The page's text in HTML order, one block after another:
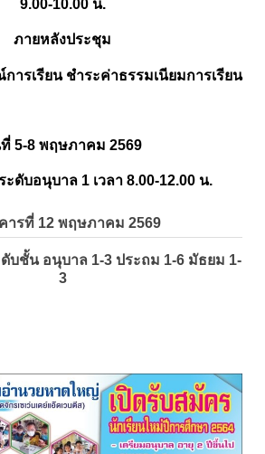
9.00-10.00 น.
ภายหลังประชุม
ารเรียน ชำระค่าธรรมเนียมการเรียน
5-8 พฤษภาคม 2569
ะดับอนุบาล 1 เวลา 8.00-12.00 น.
ารที่ 12 พฤษภาคม 2569
บชั้น อนุบาล 1-3 ประถม 1-6 มัธยม 1-
3